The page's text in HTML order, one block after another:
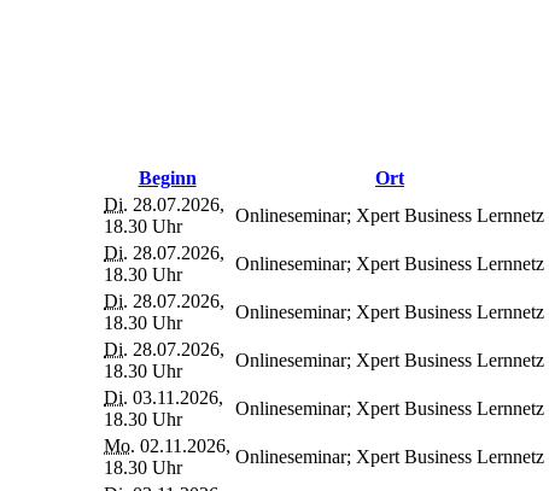
Beginn Ort
Di. 28.07.2026,
18.30 Uhr
Onlineseminar; Xpert Business Lernnetz
Di. 28.07.2026,
18.30 Uhr
Onlineseminar; Xpert Business Lernnetz
Di. 28.07.2026,
18.30 Uhr
Onlineseminar; Xpert Business Lernnetz
Di. 28.07.2026,
18.30 Uhr
Onlineseminar; Xpert Business Lernnetz
Di. 03.11.2026,
18.30 Uhr
Onlineseminar; Xpert Business Lernnetz
Mo. 02.11.2026,
18.30 Uhr
Onlineseminar; Xpert Business Lernnetz